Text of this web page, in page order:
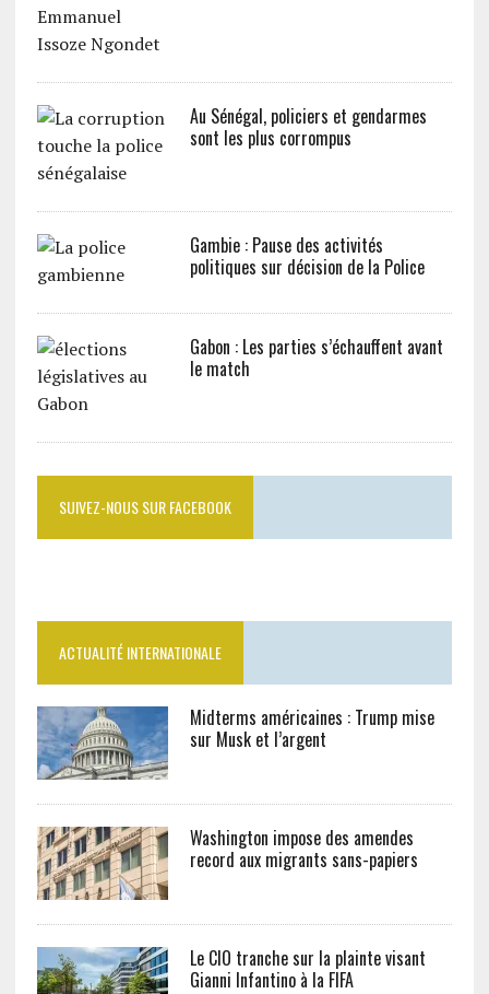
Au Sénégal, policiers et gendarmes
sont les plus corrompus
Gambie : Pause des activités
politiques sur décision de la Police
Gabon : Les parties s’échauffent avant
le match
SUIVEZ-NOUS SUR FACEBOOK
ACTUALITÉ INTERNATIONALE
Midterms américaines : Trump mise
sur Musk et l’argent
Washington impose des amendes
record aux migrants sans-papiers
Le CIO tranche sur la plainte visant
Gianni Infantino à la FIFA